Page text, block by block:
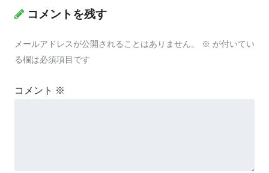
コメントを残す
メールアドレスが公開されることはありません。 ※ が付いてい
る欄は必須項目です
コメント ※